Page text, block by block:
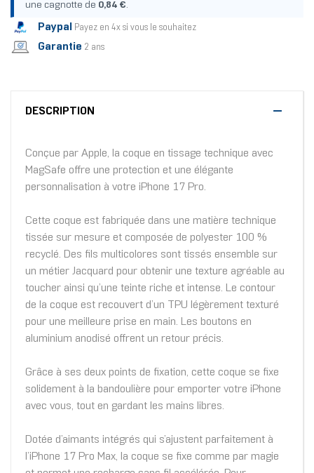
une cagnotte de 0,84 €.
Paypal Payez en 4x si vous le souhaitez
Garantie 2 ans
DESCRIPTION
Conçue par Apple, la coque en tissage technique avec
MagSafe offre une protection et une élégante
personnalisation à votre iPhone 17 Pro.
Cette coque est fabriquée dans une matière technique
tissée sur mesure et composée de polyester 100 %
recyclé. Des fils multicolores sont tissés ensemble sur
un métier Jacquard pour obtenir une texture agréable au
toucher ainsi qu’une teinte riche et intense. Le contour
de la coque est recouvert d’un TPU légèrement texturé
pour une meilleure prise en main. Les boutons en
aluminium anodisé offrent un retour précis.
Grâce à ses deux points de fixation, cette coque se fixe
solidement à la bandoulière pour emporter votre iPhone
avec vous, tout en gardant les mains libres.
Dotée d’aimants intégrés qui s’ajustent parfaitement à
l’iPhone 17 Pro Max, la coque se fixe comme par magie